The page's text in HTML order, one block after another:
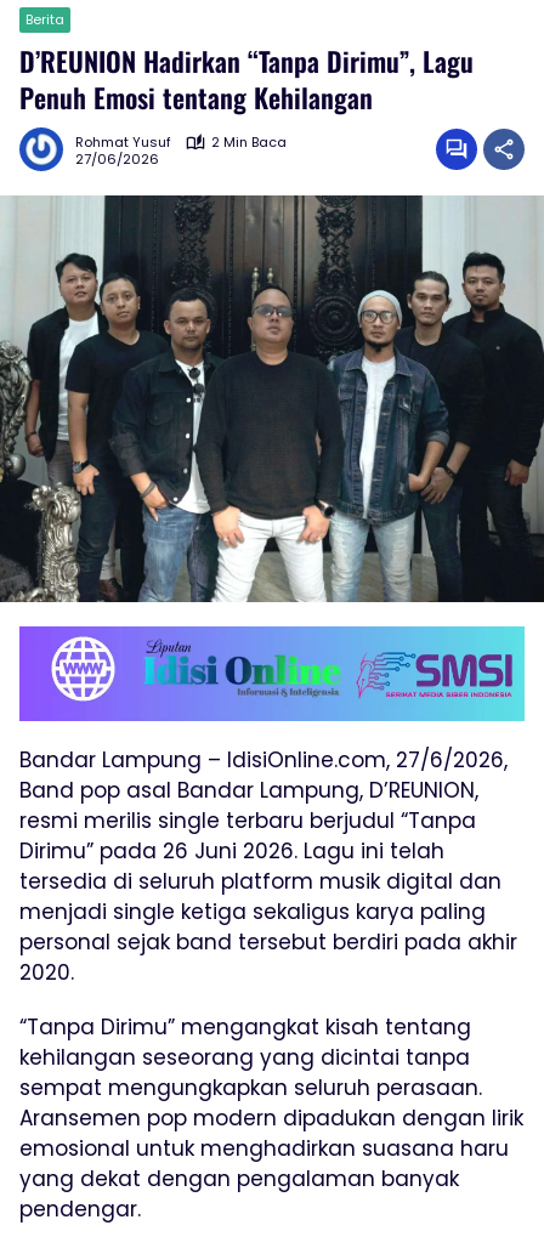
Berita
D’REUNION Hadirkan “Tanpa Dirimu”, Lagu
Penuh Emosi tentang Kehilangan
Rohmat Yusuf
2 Min Baca
27/06/2026
Bandar Lampung – IdisiOnline.com, 27/6/2026,
Band pop asal Bandar Lampung, D’REUNION,
resmi merilis single terbaru berjudul “Tanpa
Dirimu” pada 26 Juni 2026. Lagu ini telah
tersedia di seluruh platform musik digital dan
menjadi single ketiga sekaligus karya paling
personal sejak band tersebut berdiri pada akhir
2020.
“Tanpa Dirimu” mengangkat kisah tentang
kehilangan seseorang yang dicintai tanpa
sempat mengungkapkan seluruh perasaan.
Aransemen pop modern dipadukan dengan lirik
emosional untuk menghadirkan suasana haru
yang dekat dengan pengalaman banyak
pendengar.